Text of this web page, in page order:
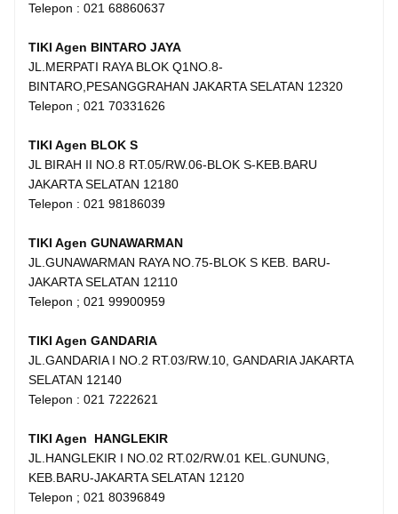
Telepon : 021 68860637
TIKI Agen BINTARO JAYA
JL.MERPATI RAYA BLOK Q1NO.8-
BINTARO,PESANGGRAHAN JAKARTA SELATAN 12320
Telepon ; 021 70331626
TIKI Agen BLOK S
JL BIRAH II NO.8 RT.05/RW.06-BLOK S-KEB.BARU
JAKARTA SELATAN 12180
Telepon : 021 98186039
TIKI Agen GUNAWARMAN
JL.GUNAWARMAN RAYA NO.75-BLOK S KEB. BARU-
JAKARTA SELATAN 12110
Telepon ; 021 99900959
TIKI Agen GANDARIA
JL.GANDARIA I NO.2 RT.03/RW.10, GANDARIA JAKARTA
SELATAN 12140
Telepon : 021 7222621
TIKI Agen HANGLEKIR
JL.HANGLEKIR I NO.02 RT.02/RW.01 KEL.GUNUNG,
KEB.BARU-JAKARTA SELATAN 12120
Telepon ; 021 80396849